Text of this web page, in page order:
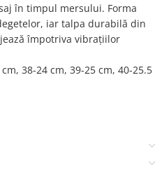
în timpul mersului. Forma
iar talpa durabilă din
împotriva vibrațiilor
38-24 cm, 39-25 cm, 40-25.5